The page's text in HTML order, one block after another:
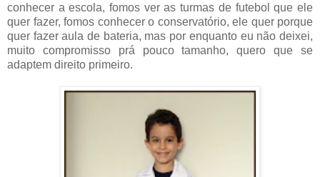
conhecer a escola, fomos ver as turmas de futebol que ele
quer fazer, fomos conhecer o conservatório, ele quer porque
quer fazer aula de bateria, mas por enquanto eu não deixei,
muito compromisso prá pouco tamanho, quero que se
adaptem direito primeiro.